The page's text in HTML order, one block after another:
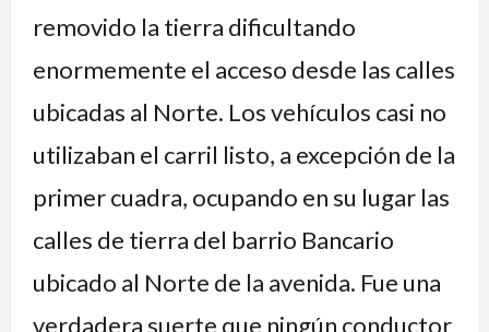
removido la tierra dificultando
enormemente el acceso desde las calles
ubicadas al Norte. Los vehículos casi no
utilizaban el carril listo, a excepción de la
primer cuadra, ocupando en su lugar las
calles de tierra del barrio Bancario
ubicado al Norte de la avenida. Fue una
verdadera suerte que ningún conductor